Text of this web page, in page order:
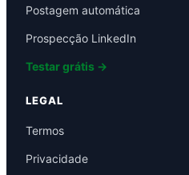
Postagem automática
Prospecção LinkedIn
Testar grátis →
LEGAL
Termos
Privacidade